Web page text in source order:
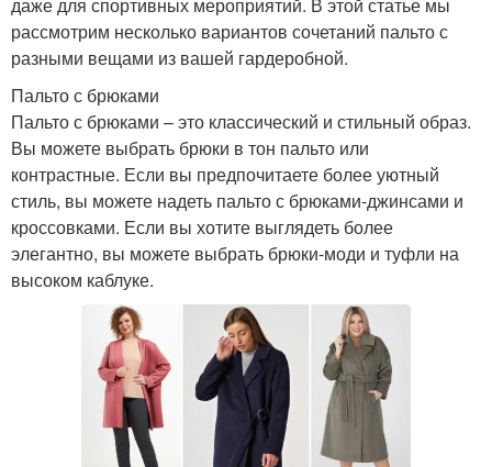
рассмотрим несколько вариантов сочетаний пальто с
разными вещами из вашей гардеробной.
Пальто с брюками
Пальто с брюками – это классический и стильный образ.
Вы можете выбрать брюки в тон пальто или
контрастные. Если вы предпочитаете более уютный
стиль, вы можете надеть пальто с брюками-джинсами и
кроссовками. Если вы хотите выглядеть более
элегантно, вы можете выбрать брюки-моди и туфли на
высоком каблуке.